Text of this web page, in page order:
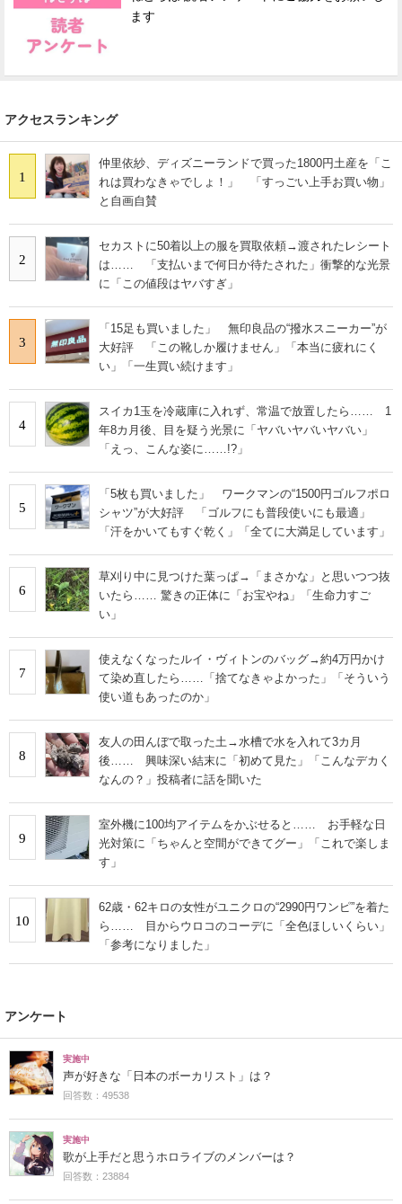
ます
アクセスランキング
1
仲里依紗、ディズニーランドで買った1800円土産を「こ
れは買わなきゃでしょ！」 「すっごい上手お買い物」
と自画自賛
2
セカストに50着以上の服を買取依頼→渡されたレシート
は…… 「支払いまで何日か待たされた」衝撃的な光景
に「この値段はヤバすぎ」
3
「15足も買いました」 無印良品の“撥水スニーカー”が
大好評 「この靴しか履けません」「本当に疲れにく
い」「一生買い続けます」
4
スイカ1玉を冷蔵庫に入れず、常温で放置したら…… 1
年8カ月後、目を疑う光景に「ヤバいヤバいヤバい」
「えっ、こんな姿に……!?」
5
「5枚も買いました」 ワークマンの“1500円ゴルフポロ
シャツ”が大好評 「ゴルフにも普段使いにも最適」
「汗をかいてもすぐ乾く」「全てに大満足しています」
6
草刈り中に見つけた葉っぱ→「まさかな」と思いつつ抜
いたら…… 驚きの正体に「お宝やね」「生命力すご
い」
7
使えなくなったルイ・ヴィトンのバッグ→約4万円かけ
て染め直したら……「捨てなきゃよかった」「そういう
使い道もあったのか」
8
友人の田んぼで取った土→水槽で水を入れて3カ月
後…… 興味深い結末に「初めて見た」「こんなデカく
なんの？」投稿者に話を聞いた
9
室外機に100均アイテムをかぶせると…… お手軽な日
光対策に「ちゃんと空間ができてグー」「これで楽しま
す」
10
62歳・62キロの女性がユニクロの“2990円ワンピ”を着た
ら…… 目からウロコのコーデに「全色ほしいくらい」
「参考になりました」
アンケート
実施中
声が好きな「日本のボーカリスト」は？
回答数：49538
実施中
歌が上手だと思うホロライブのメンバーは？
回答数：23884